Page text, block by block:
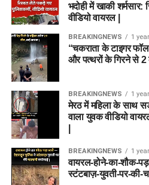
भदोही में खाकी
वीडियो वायरल |
BREAKINGNEWS 1
“चकराता के टाइगर
और पत्थरों के गिरने से 2
BREAKINGNEWS 1
मेरठ में महिला के साथ
वाला युवक वीडियो
BREAKINGNEWS 1
वायरल-होने-का-शौक-
स्टंटबाज़-युवती-पर-की-